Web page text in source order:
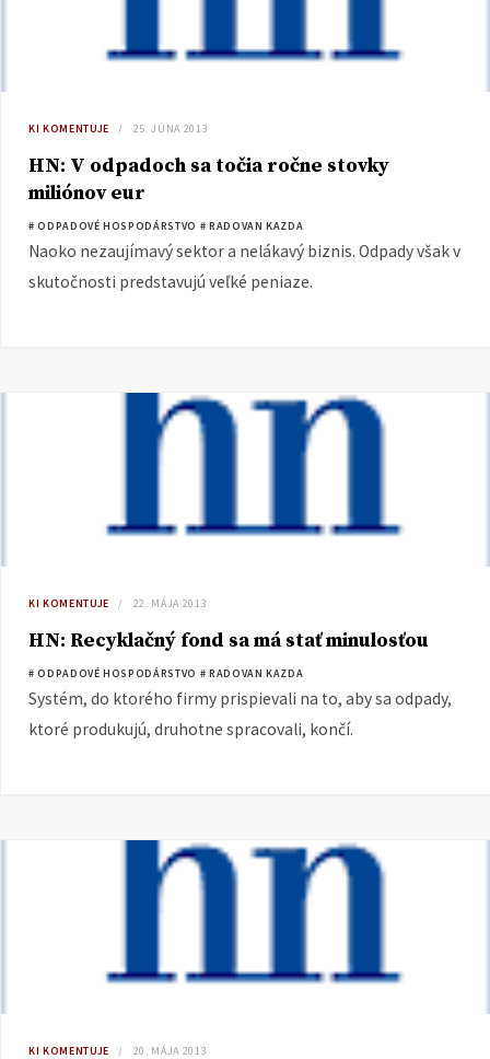
KI KOMENTUJE 25. JÚNA 2013
HN: V odpadoch sa točia ročne stovky
miliónov eur
# ODPADOVÉ HOSPODÁRSTVO # RADOVAN KAZDA
Naoko nezaujímavý sektor a nelákavý biznis. Odpady však v
skutočnosti predstavujú veľké peniaze.
KI KOMENTUJE 22. MÁJA 2013
HN: Recyklačný fond sa má stať minulosťou
# ODPADOVÉ HOSPODÁRSTVO # RADOVAN KAZDA
Systém, do ktorého firmy prispievali na to, aby sa odpady,
ktoré produkujú, druhotne spracovali, končí.
KI KOMENTUJE 20. MÁJA 2013